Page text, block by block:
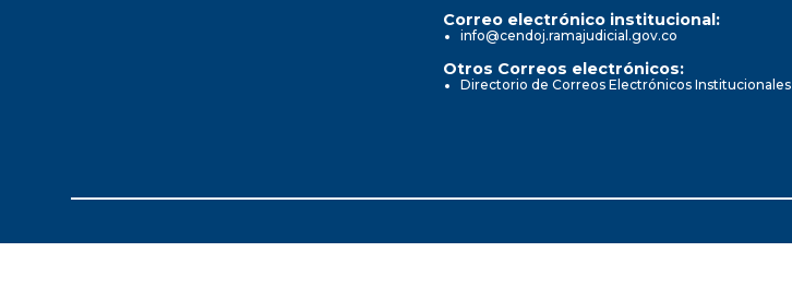
Correo electrónico institucional:
info@cendoj.ramajudicial.gov.co
Otros Correos electrónicos:
Directorio de Correos Electrónicos Institucionales